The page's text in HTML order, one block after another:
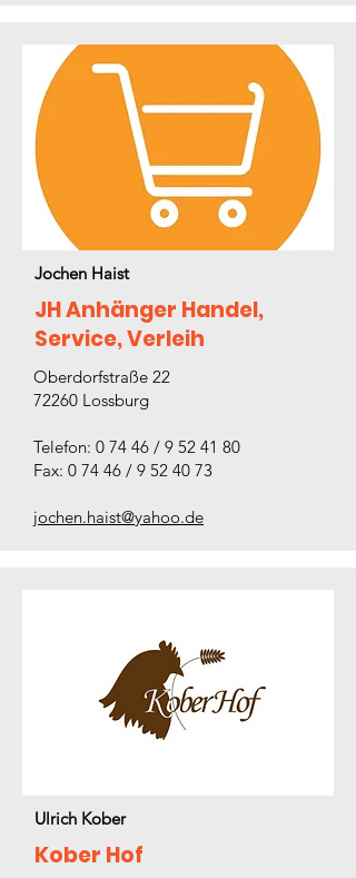
Jochen Haist
JH Anhänger Handel,
Service, Verleih
Oberdorfstraße 22
72260 Lossburg
Telefon: 0 74 46 / 9 52 41 80
Fax: 0 74 46 / 9 52 40 73
jochen.haist@yahoo.de
Ulrich Kober
Kober Hof